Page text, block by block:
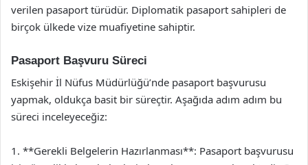
verilen pasaport türüdür. Diplomatik pasaport sahipleri de
birçok ülkede vize muafiyetine sahiptir.
Pasaport Başvuru Süreci
Eskişehir İl Nüfus Müdürlüğü’nde pasaport başvurusu
yapmak, oldukça basit bir süreçtir. Aşağıda adım adım bu
süreci inceleyeceğiz:
1. **Gerekli Belgelerin Hazırlanması**: Pasaport başvurusu